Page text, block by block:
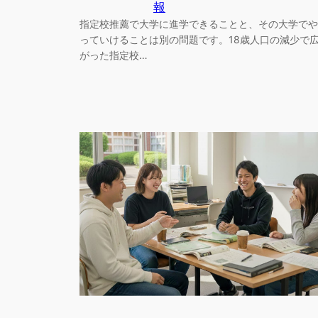
報
指定校推薦で大学に進学できることと、その大学でや
っていけることは別の問題です。18歳人口の減少で
がった指定校…